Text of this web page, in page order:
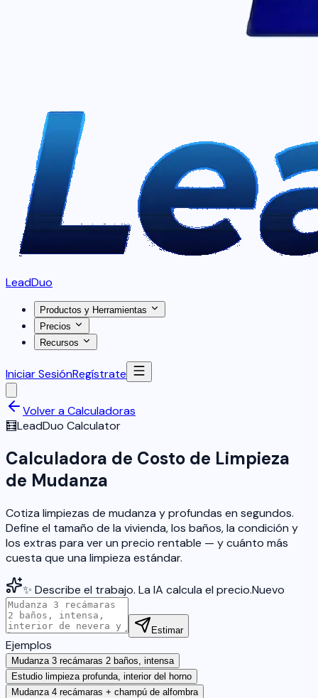
LeadDuo
Productos y Herramientas
Precios
Recursos
Iniciar SesiónRegístrate
Volver a Calculadoras
🧮LeadDuo Calculator
Calculadora de Costo de Limpieza
de Mudanza
Cotiza limpiezas de mudanza y profundas en segundos.
Define el tamaño de la vivienda, los baños, la condición y
los extras para ver un precio rentable — y cuánto más
cuesta que una limpieza estándar.
✨ Describe el trabajo. La IA calcula el precio.Nuevo
Estimar
Ejemplos
Mudanza 3 recámaras 2 baños, intensa
Estudio limpieza profunda, interior del horno
Mudanza 4 recámaras + champú de alfombra